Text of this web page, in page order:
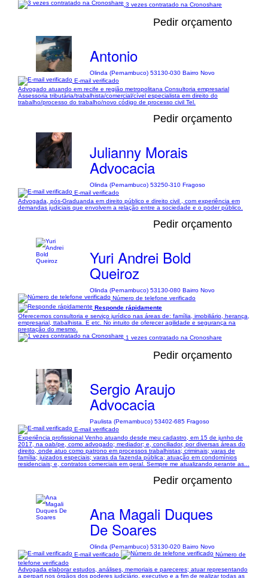
3 vezes contratado na Cronoshare
Pedir orçamento
Antonio
Olinda (Pernambuco) 53130-030 Bairro Novo
E-mail verificado
Advogado atuando em recife e região metropolitana Consultoria empresarial
Assessoria tributária/trabalhista/comercial/cível especialista em direito do
trabalho/processo do trabalho/novo código de processo civil Tel.
Pedir orçamento
Julianny Morais
Advocacia
Olinda (Pernambuco) 53250-310 Fragoso
E-mail verificado
Advogada, pós-Graduanda em direito público e direito civil , com experiência em
demandas judiciais que envolvem a relação entre a sociedade e o poder público.
Pedir orçamento
Yuri Andrei Bold
Queiroz
Olinda (Pernambuco) 53130-080 Bairro Novo
Número de telefone verificado
Responde rápidamente
Oferecemos consultoria e serviço jurídico nas áreas de: família, imobiliário, herança,
empresarial, ttabalhista. E etc. No intuito de oferecer agilidade e segurança na
prestação do mesmo.
1 vezes contratado na Cronoshare
Pedir orçamento
Sergio Araujo
Advocacia
Paulista (Pernambuco) 53402-685 Fragoso
E-mail verificado
Experiência profissional Venho atuando desde meu cadastro, em 15 de junho de
2017, na oab/pe, como advogado; mediador; e, conciliador, por diversas áreas do
direito, onde atuo como patrono em processos trabalhistas; criminais; varas de
família; juizados especiais; varas da fazenda pública; atuação em condomínios
residenciais; e, contratos comerciais em geral. Sempre me atualizando perante as...
Pedir orçamento
Ana Magali Duques
De Soares
Olinda (Pernambuco) 53130-020 Bairro Novo
E-mail verificado
Número de
telefone verificado
Advogada elaborar estudos, análises, memoriais e pareceres; atuar representando
a perpart nos órgãos dos poderes judiciário, executivo e a fim de realizar todas as